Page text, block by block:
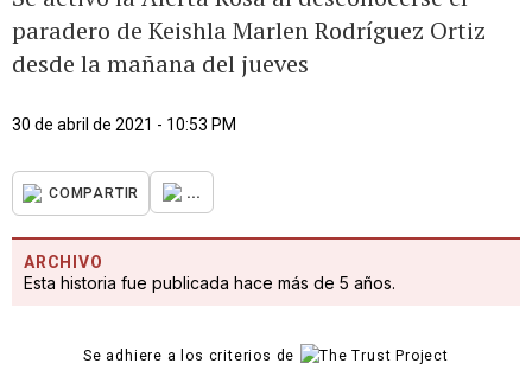
paradero de Keishla Marlen Rodríguez Ortiz
desde la mañana del jueves
30 de abril de 2021 - 10:53 PM
COMPARTIR ...
ARCHIVO
Esta historia fue publicada hace más de 5 años.
Se adhiere a los criterios de